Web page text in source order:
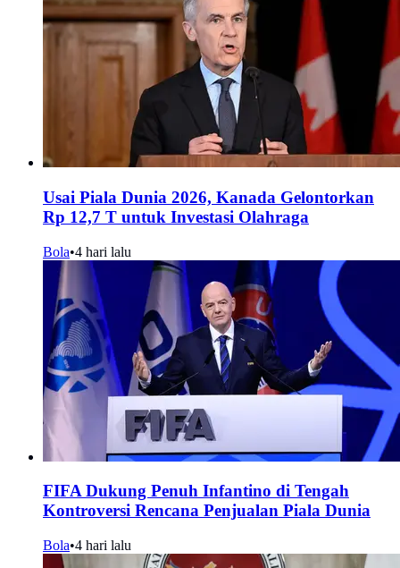
Usai Piala Dunia 2026, Kanada Gelontorkan
Rp 12,7 T untuk Investasi Olahraga
Bola•4 hari lalu
FIFA Dukung Penuh Infantino di Tengah
Kontroversi Rencana Penjualan Piala Dunia
Bola•4 hari lalu